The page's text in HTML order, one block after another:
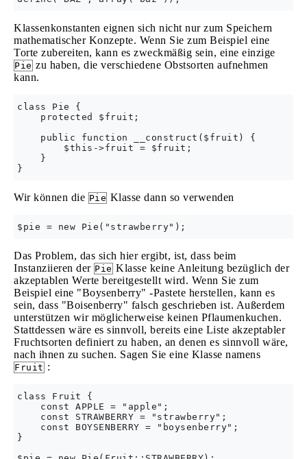
Klassenkonstanten eignen sich nicht nur zum Speichern
mathematischer Konzepte. Wenn Sie zum Beispiel eine
Torte zubereiten, kann es zweckmäßig sein, eine einzige
Pie zu haben, die verschiedene Obstsorten aufnehmen
kann.
class Pie {
    protected $fruit;
    public function __construct($fruit) {
        $this->fruit = $fruit;
    }
Wir können die Pie Klasse dann so verwenden
Das Problem, das sich hier ergibt, ist, dass beim
Instanziieren der Pie Klasse keine Anleitung bezüglich der
akzeptablen Werte bereitgestellt wird. Wenn Sie zum
Beispiel eine "Boysenberry" -Pastete herstellen, kann es
sein, dass "Boisenberry" falsch geschrieben ist. Außerdem
unterstützen wir möglicherweise keinen Pflaumenkuchen.
Stattdessen wäre es sinnvoll, bereits eine Liste akzeptabler
Fruchtsorten definiert zu haben, an denen es sinnvoll wäre,
nach ihnen zu suchen. Sagen Sie eine Klasse namens
Fruit :
class Fruit {
    const APPLE = "apple";
    const STRAWBERRY = "strawberry";
    const BOYSENBERRY = "boysenberry";
}